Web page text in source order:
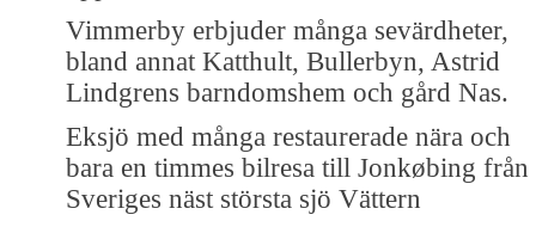
Vimmerby erbjuder många sevärdheter,
bland annat Katthult, Bullerbyn, Astrid
Lindgrens barndomshem och gård Nas.
Eksjö med många restaurerade nära och
bara en timmes bilresa till Jonkøbing från
Sveriges näst största sjö Vättern